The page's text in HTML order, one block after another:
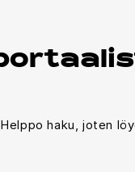
haku, joten